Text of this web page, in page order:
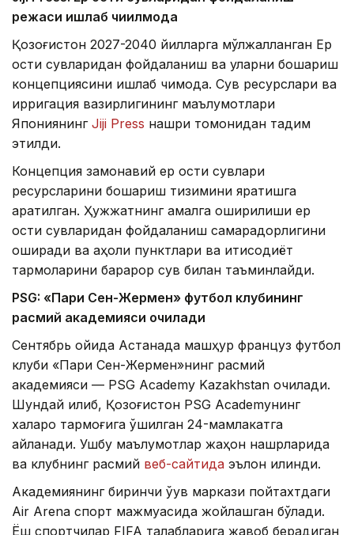
режаси ишлаб чиқилмоқда
Қозоғистон 2027-2040 йилларга мўлжалланган Ер
ости сувларидан фойдаланиш ва уларни бошқариш
концепциясини ишлаб чиқмоқда. Сув ресурслари ва
ирригация вазирлигининг маълумотлари
Япониянинг Jiji Press нашри томонидан тақдим
этилди.
Концепция замонавий ер ости сувлари
ресурсларини бошқариш тизимини яратишга
қаратилган. Ҳужжатнинг амалга оширилиши ер
ости сувларидан фойдаланиш самарадорлигини
оширади ва аҳоли пунктлари ва иқтисодиёт
тармоқларини барқарор сув билан таъминлайди.
PSG: «Пари Сен-Жермен» футбол клубининг
расмий академияси очилади
Сентябрь ойида Астанада машҳур француз футбол
клуби «Пари Сен-Жермен»нинг расмий
академияси — PSG Academy Kazakhstan очилади.
Шундай қилиб, Қозоғистон PSG Academyнинг
халқаро тармоғига қўшилган 24-мамлакатга
айланади. Ушбу маълумотлар жаҳон нашрларида
ва клубнинг расмий веб-сайтида эълон қилинди.
Академиянинг биринчи ўқув маркази пойтахтдаги
Air Arena спорт мажмуасида жойлашган бўлади.
Ёш спортчилар FIFA талабларига жавоб берадиган